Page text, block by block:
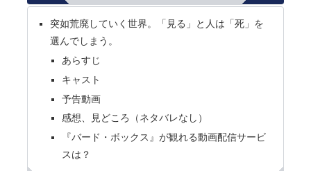
突如荒廃していく世界。「見る」と人は「死」を
選んでしまう。
あらすじ
キャスト
予告動画
感想、見どころ（ネタバレなし）
『バード・ボックス』が観れる動画配信サービ
スは？